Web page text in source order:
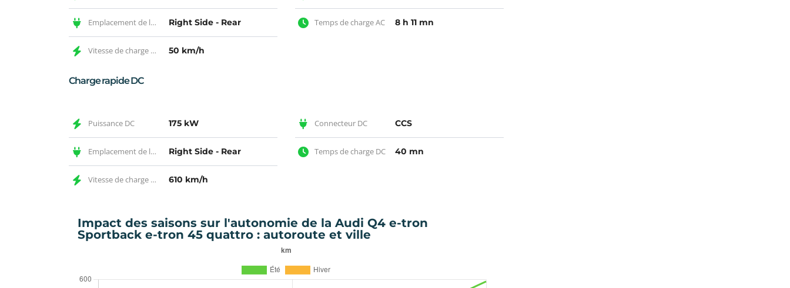
Emplacement de la prise AC Right Side - Rear Temps de charge AC 8 h 11 mn
Vitesse de charge AC 50 km/h
Charge rapide DC
Puissance DC 175 kW Connecteur DC CCS
Emplacement de la prise DC Right Side - Rear Temps de charge DC 40 mn
Vitesse de charge DC 610 km/h
Impact des saisons sur l'autonomie de la Audi Q4 e-tron
Sportback e-tron 45 quattro : autoroute et ville